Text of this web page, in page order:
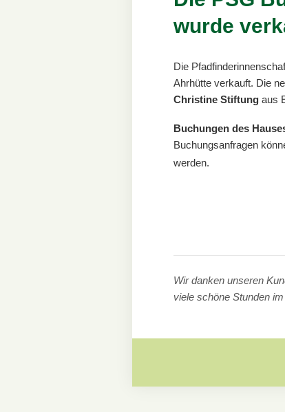
wurde
Die
Ahrhütte verkauft. Die
Christine Stiftung aus
Buchungen des
Buchungsanfragen
werden.
Wir danken unseren
viele schöne Stunden